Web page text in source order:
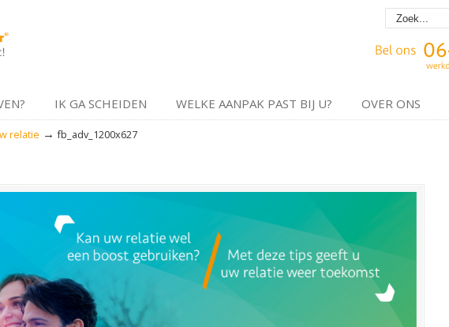
IK GA SCHEIDEN WELKE AANPAK PAST BIJ U? OVER ONS
relatie →fb_adv_1200x627